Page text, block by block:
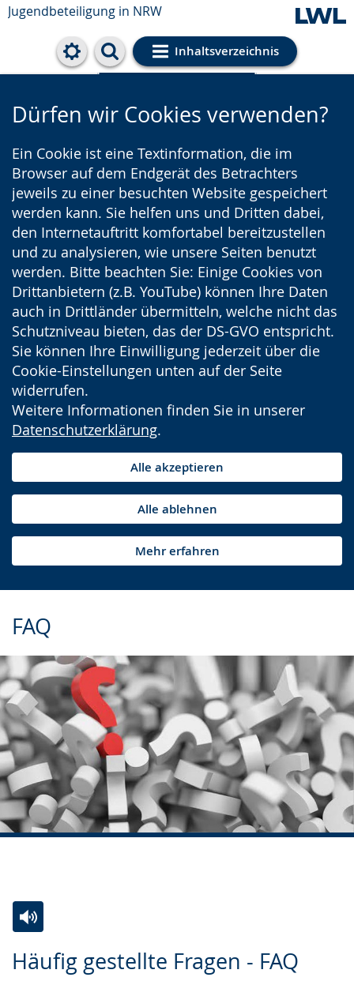
Jugendbeteiligung in NRW
Inhaltsverzeichnis
Cookie-Einstellungen
Dürfen wir Cookies verwenden?
Ein Cookie ist eine Textinformation, die im
Browser auf dem Endgerät des Betrachters
jeweils zu einer besuchten Website gespeichert
werden kann. Sie helfen uns und Dritten dabei,
den Internetauftritt komfortabel bereitzustellen
und zu analysieren, wie unsere Seiten benutzt
werden. Bitte beachten Sie: Einige Cookies von
Drittanbietern (z.B. YouTube) können Ihre Daten
auch in Drittländer übermitteln, welche nicht das
Schutzniveau bieten, das der DS-GVO entspricht.
Sie können Ihre Einwilligung jederzeit über die
Cookie-Einstellungen unten auf der Seite
widerrufen.
Weitere Informationen finden Sie in unserer
Datenschutzerklärung.
Alle akzeptieren
Alle ablehnen
Mehr erfahren
FAQ
Häufig gestellte Fragen - FAQ
Leichten
Audio-
Video